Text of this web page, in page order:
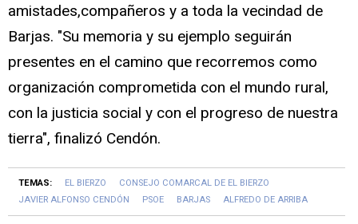
amistades,compañeros y a toda la vecindad de
Barjas. "Su memoria y su ejemplo seguirán
presentes en el camino que recorremos como
organización comprometida con el mundo rural,
con la justicia social y con el progreso de nuestra
tierra", finalizó Cendón.
TEMAS: EL BIERZO
CONSEJO COMARCAL DE EL BIERZO
JAVIER ALFONSO CENDÓN
PSOE BARJAS ALFREDO DE ARRIBA